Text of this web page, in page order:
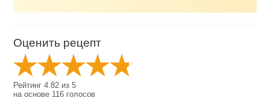
Оценить рецепт
Рейтинг4.82 из5
на основе 116 голосов